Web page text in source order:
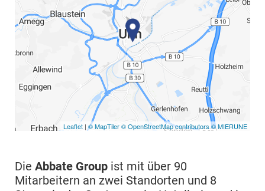
Die Abbate Group ist mit über 90
Mitarbeitern an zwei Standorten und 8